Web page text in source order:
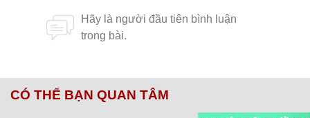
CÓ THỂ BẠN QUAN TÂM